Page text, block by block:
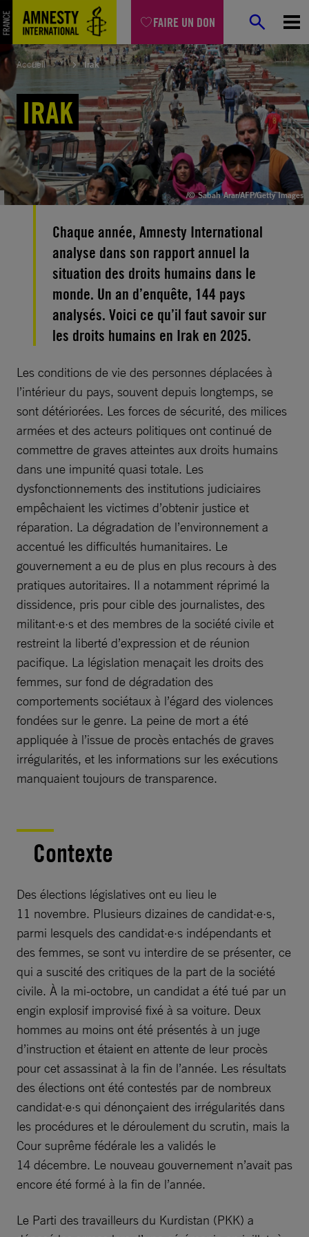
FAIRE UN DON
Aller
au
contenu
Accueil Irak
IRAK
/© Sabah Arar/AFP/Getty Images
Chaque année, Amnesty International
analyse dans son rapport annuel la
situation des droits humains dans le
monde. Un an d’enquête, 144 pays
analysés. Voici ce qu’il faut savoir sur
les droits humains en Irak en 2025.
Les conditions de vie des personnes déplacées à
l’intérieur du pays, souvent depuis longtemps, se
sont détériorées. Les forces de sécurité, des milices
armées et des acteurs politiques ont continué de
commettre de graves atteintes aux droits humains
dans une impunité quasi totale. Les
dysfonctionnements des institutions judiciaires
empêchaient les victimes d’obtenir justice et
réparation. La dégradation de l’environnement a
accentué les difficultés humanitaires. Le
gouvernement a eu de plus en plus recours à des
pratiques autoritaires. Il a notamment réprimé la
dissidence, pris pour cible des journalistes, des
militant·e·s et des membres de la société civile et
restreint la liberté d’expression et de réunion
pacifique. La législation menaçait les droits des
femmes, sur fond de dégradation des
comportements sociétaux à l’égard des violences
fondées sur le genre. La peine de mort a été
appliquée à l’issue de procès entachés de graves
irrégularités, et les informations sur les exécutions
manquaient toujours de transparence.
Contexte
Des élections législatives ont eu lieu le
11 novembre. Plusieurs dizaines de candidat·e·s,
parmi lesquels des candidat·e·s indépendants et
des femmes, se sont vu interdire de se présenter, ce
qui a suscité des critiques de la part de la société
civile. À la mi-octobre, un candidat a été tué par un
engin explosif improvisé fixé à sa voiture. Deux
hommes au moins ont été présentés à un juge
d’instruction et étaient en attente de leur procès
pour cet assassinat à la fin de l’année. Les résultats
des élections ont été contestés par de nombreux
candidat·e·s qui dénonçaient des irrégularités dans
les procédures et le déroulement du scrutin, mais la
Cour suprême fédérale les a validés le
14 décembre. Le nouveau gouvernement n’avait pas
encore été formé à la fin de l’année.
Le Parti des travailleurs du Kurdistan (PKK) a